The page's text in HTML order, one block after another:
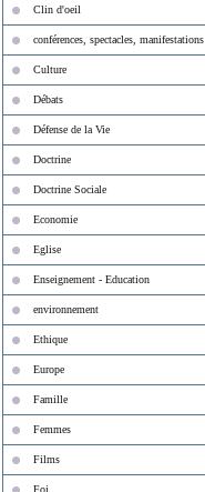
Clin d'oeil
conférences, spectacles, manifestations
Culture
Débats
Défense de la Vie
Doctrine
Doctrine Sociale
Economie
Eglise
Enseignement - Education
environnement
Ethique
Europe
Famille
Femmes
Films